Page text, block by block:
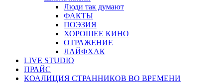
Люди так думают
ФАКТЫ
ПОЭЗИЯ
ХОРОШЕЕ КИНО
ОТРАЖЕНИЕ
ЛАЙФХАК
LIVE STUDIO
ПРАЙС
КОАЛИЦИЯ СТРАННИКОВ ВО ВРЕМЕНИ